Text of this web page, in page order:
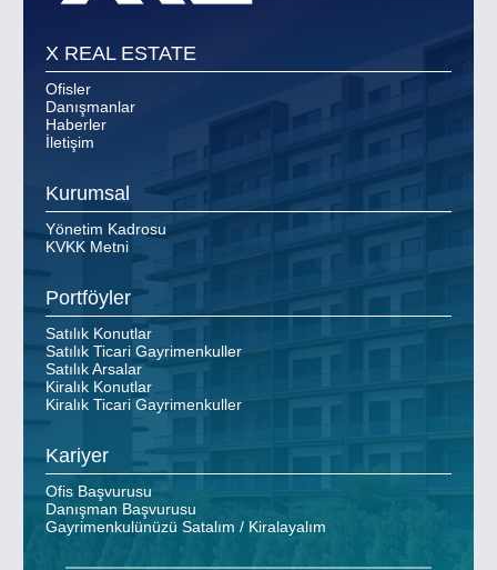
X REAL ESTATE
Ofisler
Danışmanlar
Haberler
İletişim
Kurumsal
Yönetim Kadrosu
KVKK Metni
Portföyler
Satılık Konutlar
Satılık Ticari Gayrimenkuller
Satılık Arsalar
Kiralık Konutlar
Kiralık Ticari Gayrimenkuller
Kariyer
Ofis Başvurusu
Danışman Başvurusu
Gayrimenkulünüzü Satalım / Kiralayalım